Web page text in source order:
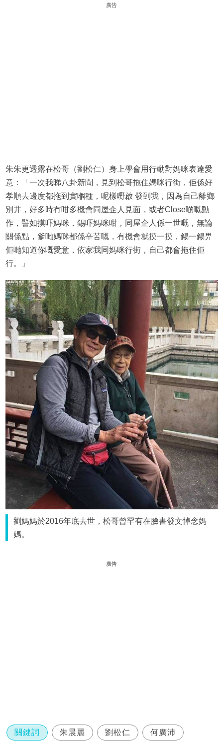
廣告
朱朱更透露在松哥（劉松仁）身上學會用行動對媽咪表達愛
意：「一次我睇八卦新聞，見到松哥拖住媽咪行街，佢係好
孝順去邊度都拖到實嗰種，呢樣嘢啟 發到我，因為自己離鄉
別井，好多時冇咁多機會同屋企人見面，或者Close啲嘅動
作，譬如摸吓媽咪，錫吓媽咪咁，同屋企人係一世嘅，無論
關係點，爹哋媽咪都係辛苦嘅，有機會就摸一摸，錫一錫畀
佢哋知道你嘅愛意，依家我同媽咪行街，自己都會拖住佢
行。」
劉媽媽於2016年底去世，松哥曾罕有在臉書發文悼念媽
媽。
廣告
關鍵詞 朱晨麗 劉松仁 何廣沛